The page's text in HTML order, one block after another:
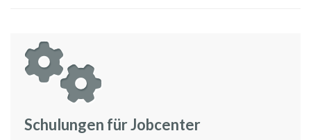
Schulungen für Jobcenter